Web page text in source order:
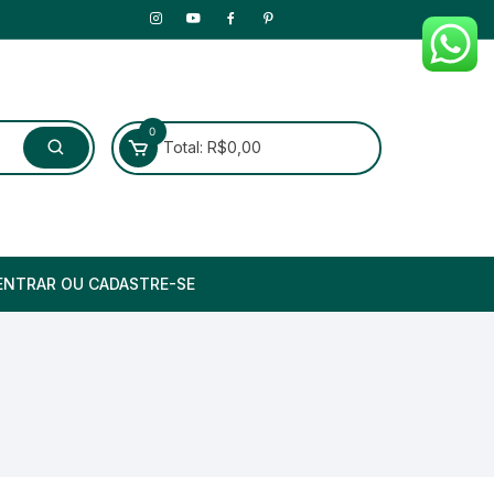
0
Total: R$0,00
OU CADASTRE-SE